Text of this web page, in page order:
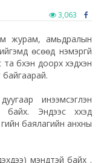
3,063
журам, амьдралын
өсөөд нэмэргүй
та бүхэн доорх хэдхэн
байгаарай.
инээмсэглэн
Эндээс хүүхэд
баялагийн анхны
мэндтэй байх .